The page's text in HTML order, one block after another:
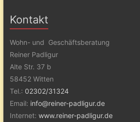
Kontakt
Wohn- und Geschäftsberatung
Reiner Padligur
Alte Str. 37 b
58452 Witten
Tel.: 02302/31324
Email: info@reiner-padligur.de
Internet: www.reiner-padligur.de